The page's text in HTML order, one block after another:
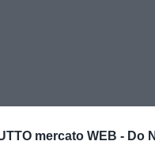
mercato WEB - Do